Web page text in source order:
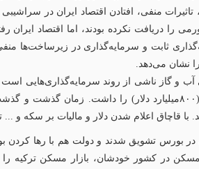
دلاری، تاثیرات منفی، افتادن اقتصاد ایران
را دریافت نکرده بودند، اما اقتصاد
ثابت و سرمایه‌گذاری در زیرساخت‌ها
نشان می‌دهد.
و گاز ناشی از روند سرمایه‌گذاری‌هایی است
میزان درآمدهای نفتی (۸۰۰میلیارد دلار) را
با قاچاق اعلام شدن دلار و مالیات بر سکه و
بورس تشویق شدند و دولت هم با رها کردن
در کشور خودشان، بازار مسکن ترکیه